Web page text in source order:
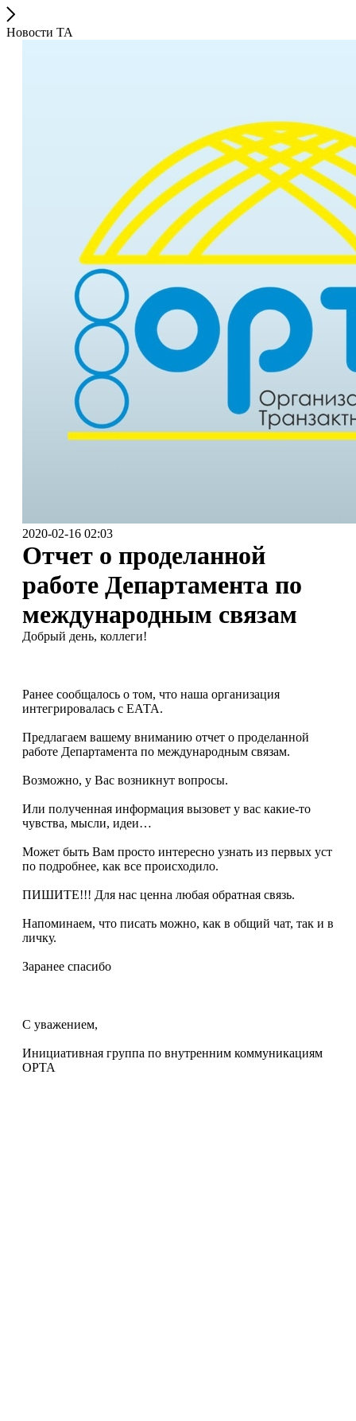
Новости ТА
2020-02-16 02:03
Отчет о проделанной
работе Департамента по
международным связам
Добрый день, коллеги!
Ранее сообщалось о том, что наша организация
интегрировалась с ЕАТА.
Предлагаем вашему вниманию отчет о проделанной
работе Департамента по международным связам.
Возможно, у Вас возникнут вопросы.
Или полученная информация вызовет у вас какие-то
чувства, мысли, идеи…
Может быть Вам просто интересно узнать из первых уст
по подробнее, как все происходило.
ПИШИТЕ!!! Для нас ценна любая обратная связь.
Напоминаем, что писать можно, как в общий чат, так и в
личку.
Заранее спасибо
С уважением,
Инициативная группа по внутренним коммуникациям
ОРТА